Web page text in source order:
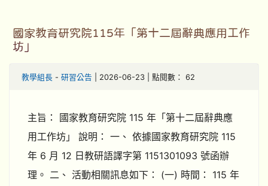
國家教育研究院115年「第十二屆辭典應用工作
坊」
教學組長 - 研習公告 | 2026-06-23 | 點閱數： 62
主旨： 國家教育研究院 115 年「第十二屆辭典應
用工作坊」 說明： 一、 依據國家教育研究院 115
年 6 月 12 日教研語譯字第 1151301093 號函辦
理。 二、 活動相關訊息如下： (一) 時間： 115 年